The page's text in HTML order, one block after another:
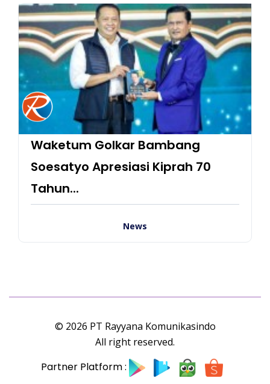
Waketum Golkar Bambang
Soesatyo Apresiasi Kiprah 70
Tahun...
News
© 2026 PT Rayyana Komunikasindo
All right reserved.
Partner Platform :